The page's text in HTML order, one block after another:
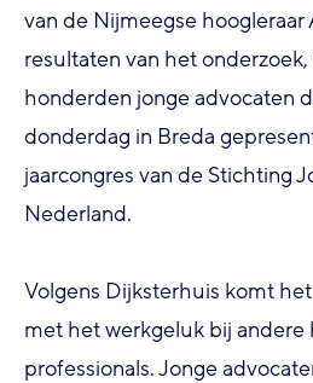
van de Nijmeegse
resultaten van het
honderden jonge advocaten
donderdag in Breda
jaarcongres van de Stichting
Nederland.
Volgens Dijksterhuis komt
met het werkgeluk bij
professionals. Jonge